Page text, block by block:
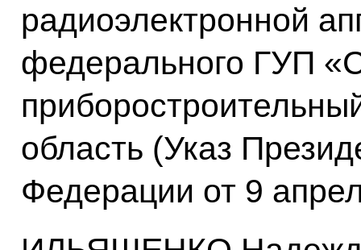
радиоэлектронной
федерального ГУП
область (Указ
Федерации от 9